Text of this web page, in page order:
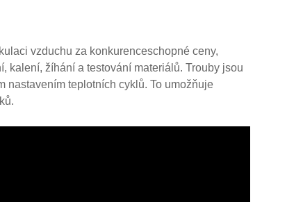
vzduchu za konkurenceschopné ceny,
kalení, žíhání a testování materiálů. Trouby jsou
nastavením teplotních cyklů. To umožňuje